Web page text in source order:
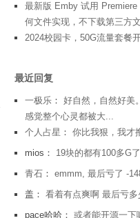
最新版 Emby 试用
何文件实现，不下载第三方
2024校园卡，50G流量套餐
最近回复
一极乐： 好自然，自然好美
感觉整个心灵都被大...
个人占星 ： 你比我狠，我才
mios： 19块的都有100多G了
青石： emmm, 最后亏了 -
盖： 看着有点爽啊 最后亏多
pace哈哈： 或者能开源一下